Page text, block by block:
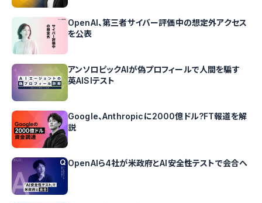
OpenAI、第三者サイバー評価中の想定外アクセス
を公表
アンソロピックAIが偽プロフィールで人間を騙す
英AISIテスト
Google、Anthropicに2000億ドル?FT報道を解
説
OpenAIら4社が米政府とAI安全性テストで会合へ